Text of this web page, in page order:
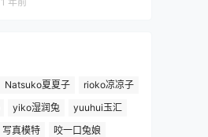
Natsuko夏夏子
rioko凉凉子
yiko湿润兔
yuuhui玉汇
写真模特
咬一口兔娘